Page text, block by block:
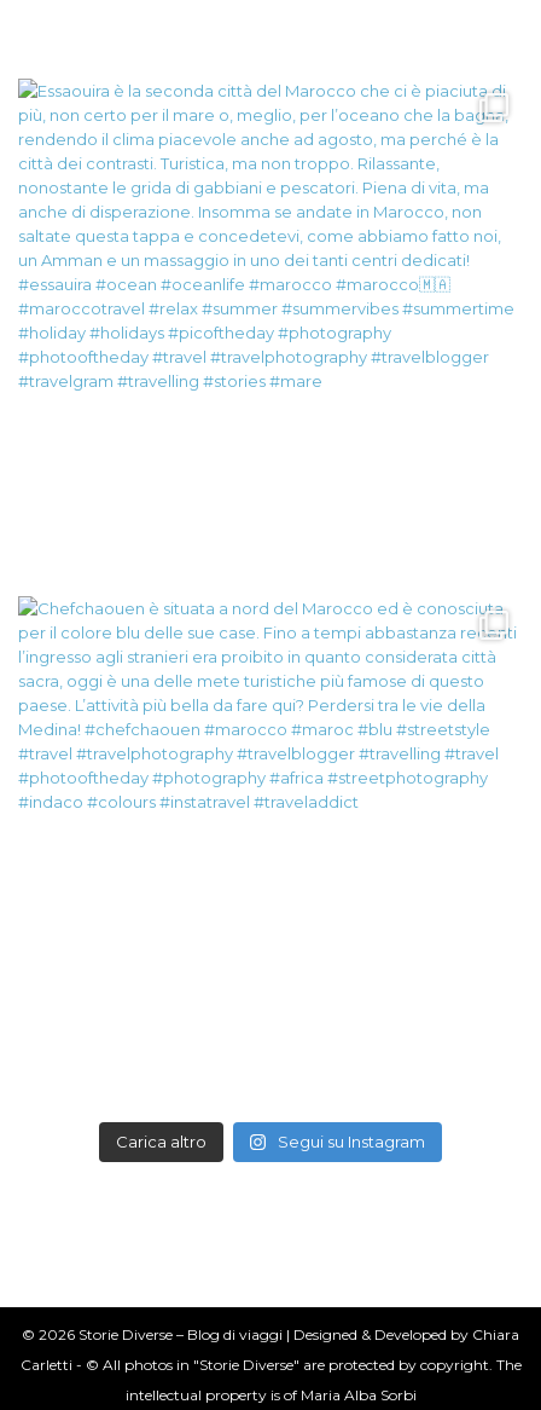
Carica altro Segui su Instagram
© 2026 Storie Diverse – Blog di viaggi | Designed & Developed by Chiara
Carletti - © All photos in "Storie Diverse" are protected by copyright. The
intellectual property is of Maria Alba Sorbi